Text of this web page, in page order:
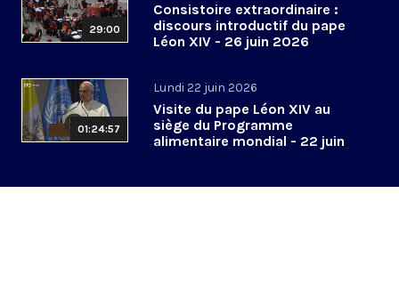
29:00
Consistoire extraordinaire :
discours introductif du pape
Léon XIV - 26 juin 2026
01:24:57
Lundi 22 juin 2026
Visite du pape Léon XIV au
siège du Programme
alimentaire mondial - 22 juin